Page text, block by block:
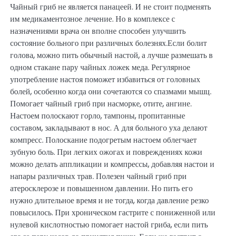
Чайный гриб не является панацеей. И не стоит подменять
им медикаментозное лечение. Но в комплексе с
назначениями врача он вполне способен улучшить
состояние больного при различных болезнях.Если болит
голова, можно пить обычный настой, а лучше размешать в
одном стакане пару чайных ложек меда. Регулярное
употребление настоя поможет избавиться от головных
болей, особенно когда они сочетаются со спазмами мышц.
Помогает чайный гриб при насморке, отите, ангине.
Настоем полоскают горло, тампоны, пропитанные
составом, закладывают в нос. А для больного уха делают
компресс. Полоскание подогретым настоем облегчает
зубную боль. При легких ожогах и повреждениях кожи
можно делать аппликации и компрессы, добавляя настои и
напары различных трав. Полезен чайный гриб при
атеросклерозе и повышенном давлении. Но пить его
нужно длительное время и не тогда, когда давление резко
повысилось. При хроническом гастрите с пониженной или
нулевой кислотностью помогает настой гриба, если пить